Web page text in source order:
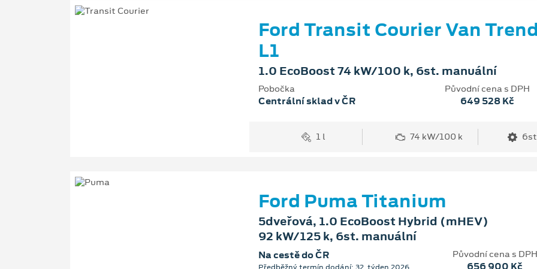
Ford Transit Courier Van
L1
1.0 EcoBoost 74 kW/100 k, 6st. manuální
Pobočka
Centrální sklad v ČR
Původní cena s DPH
649 528 Kč
1 l 74 kW/100 k
Ford Puma Titanium
5dveřová, 1.0 EcoBoost Hybrid (mHEV)
92 kW/125 k, 6st. manuální
Na cestě do ČR Původní cena s DPH
656 900 Kč